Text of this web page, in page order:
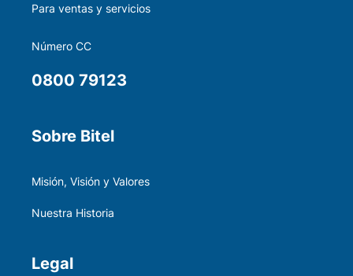
Para ventas y servicios
Número CC
0800 79123
Sobre Bitel
Misión, Visión y Valores
Nuestra Historia
Legal